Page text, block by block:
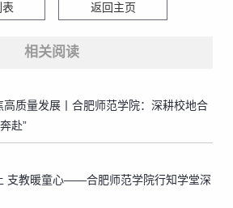
返回主页
相关阅读
高质量发展丨合肥师范学院：深耕校地合
赴”
支教暖童心——合肥师范学院行知学堂深